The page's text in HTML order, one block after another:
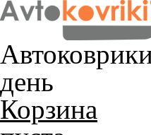
день
Корзина